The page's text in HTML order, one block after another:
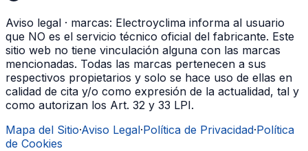
Aviso legal · marcas: Electroyclima informa al usuario
que NO es el servicio técnico oficial del fabricante. Este
sitio web no tiene vinculación alguna con las marcas
mencionadas. Todas las marcas pertenecen a sus
respectivos propietarios y solo se hace uso de ellas en
calidad de cita y/o como expresión de la actualidad, tal y
como autorizan los Art. 32 y 33 LPI.
Mapa del Sitio·Aviso Legal·Política de Privacidad·Política
de Cookies